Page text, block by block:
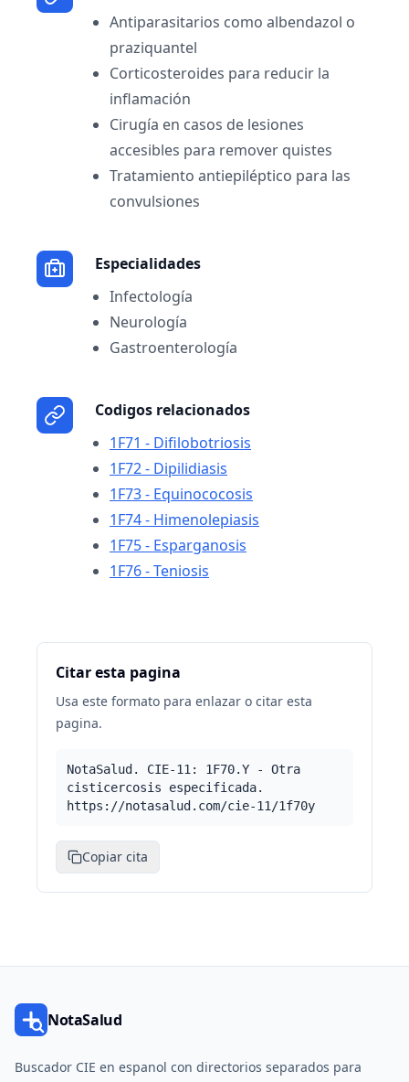
Antiparasitarios como albendazol o
praziquantel
Corticosteroides para reducir la
inflamación
Cirugía en casos de lesiones
accesibles para remover quistes
Tratamiento antiepiléptico para las
convulsiones
Especialidades
Infectología
Neurología
Gastroenterología
Codigos relacionados
1F71 - Difilobotriosis
1F72 - Dipilidiasis
1F73 - Equinococosis
1F74 - Himenolepiasis
1F75 - Esparganosis
1F76 - Teniosis
Citar esta pagina
Usa este formato para enlazar o citar esta
pagina.
NotaSalud. CIE-11: 1F70.Y - Otra
cisticercosis especificada.
https://notasalud.com/cie-11/1f70y
Copiar cita
NotaSalud
Buscador CIE en espanol con directorios separados para